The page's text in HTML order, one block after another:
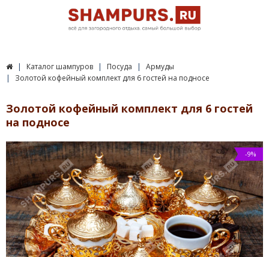
Каталог шампуров Посуда
Армуды
Золотой кофейный комплект для 6 гостей на подносе
Золотой кофейный комплект для 6 гостей
на подносе
-9%